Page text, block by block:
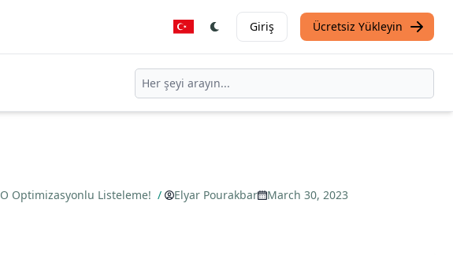
Giriş Ücretsiz Yükleyin
Optimizasyonlu Listeleme! / Elyar Pourakbar
March 30, 2023